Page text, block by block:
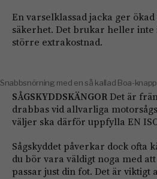
En varselklassad jacka ger
säkerhet. Det brukar heller inte
större extrakostnad.
Snabbsnörning med en så kallad Boa-
SÅGSKYDDSKÄNGORDet är
drabbas vid allvarliga
väljer ska därför uppfylla EN
Sågskyddet påverkar dock ofta
du bör vara väldigt noga med
passar just din fot. Det är viktigt